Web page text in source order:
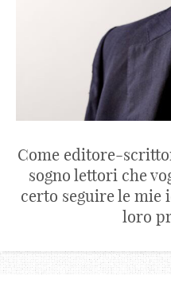
Come editore-
sogno lettori che
certo seguire le mie
loro